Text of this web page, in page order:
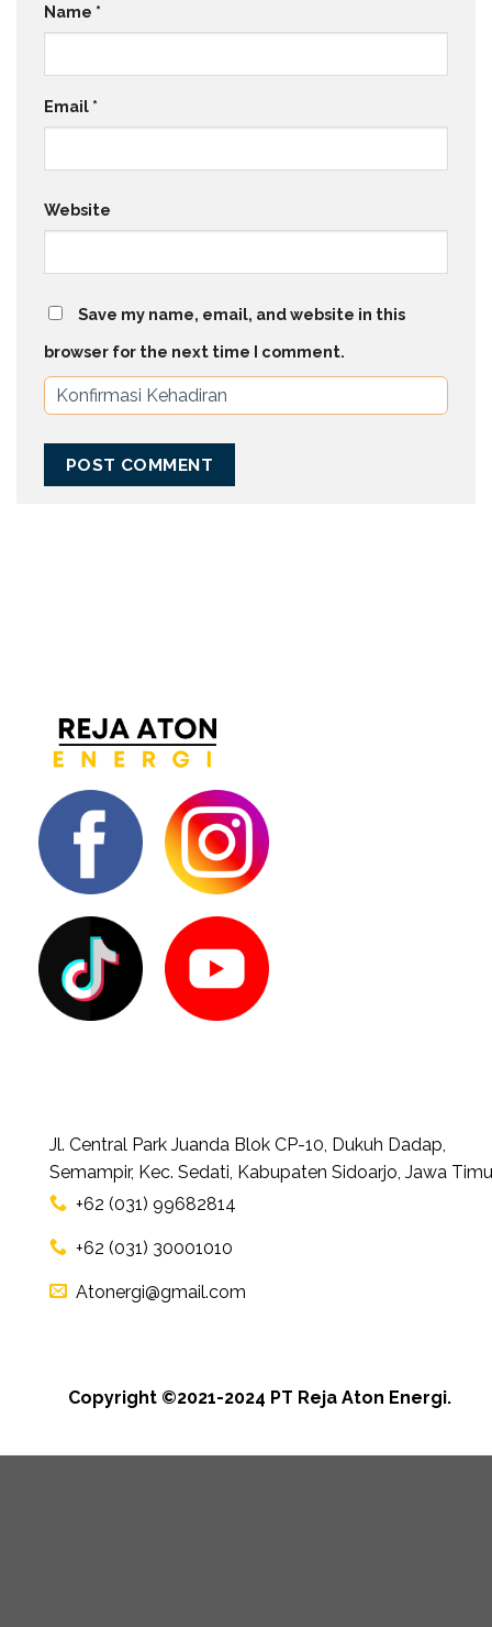
Name *
Email *
Website
Save my name, email, and website in this
browser for the next time I comment.
Jl. Central Park Juanda Blok CP-10, Dukuh Dadap,
Semampir, Kec. Sedati, Kabupaten Sidoarjo, Jawa
+62 (031) 99682814
+62 (031) 30001010
Atonergi@gmail.com
Copyright ©2021-2024 PT Reja Aton Energi.